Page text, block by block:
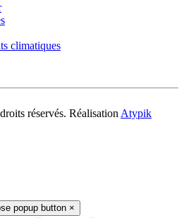
climatiques
réservés. Réalisation Atypik
×